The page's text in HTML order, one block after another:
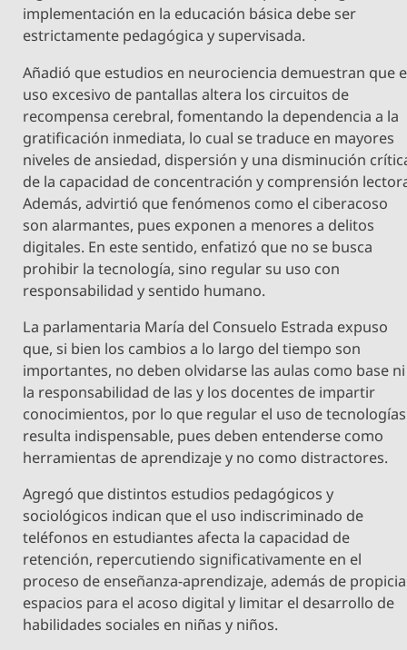
implementación en la educación básica debe ser
estrictamente pedagógica y supervisada.
Añadió que estudios en neurociencia demuestran que
uso excesivo de pantallas altera los circuitos de
recompensa cerebral, fomentando la dependencia a la
gratificación inmediata, lo cual se traduce en mayores
niveles de ansiedad, dispersión y una disminución
de la capacidad de concentración y comprensión
Además, advirtió que fenómenos como el ciberacoso
son alarmantes, pues exponen a menores a delitos
digitales. En este sentido, enfatizó que no se busca
prohibir la tecnología, sino regular su uso con
responsabilidad y sentido humano.
La parlamentaria María del Consuelo Estrada expuso
que, si bien los cambios a lo largo del tiempo son
importantes, no deben olvidarse las aulas como base ni
la responsabilidad de las y los docentes de impartir
conocimientos, por lo que regular el uso de tecnologías
resulta indispensable, pues deben entenderse como
herramientas de aprendizaje y no como distractores.
Agregó que distintos estudios pedagógicos y
sociológicos indican que el uso indiscriminado de
teléfonos en estudiantes afecta la capacidad de
retención, repercutiendo significativamente en el
proceso de enseñanza-aprendizaje, además de
espacios para el acoso digital y limitar el desarrollo de
habilidades sociales en niñas y niños.